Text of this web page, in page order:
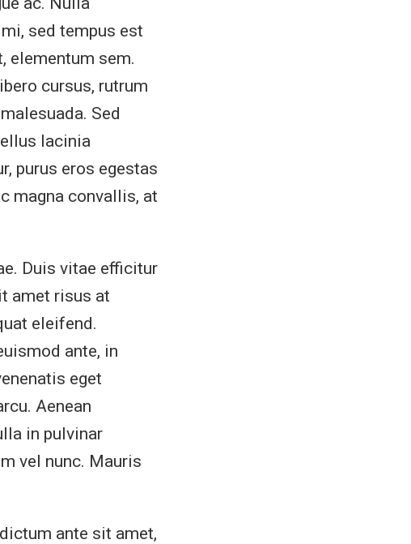
sed tempus est
elementum sem.
cursus, rutrum
Sed
lacinia
purus eros egestas
magna convallis, at
Duis vitae efficitur
amet risus at
eleifend.
ante, in
eget
Aenean
in pulvinar
vel nunc. Mauris
ante sit amet,